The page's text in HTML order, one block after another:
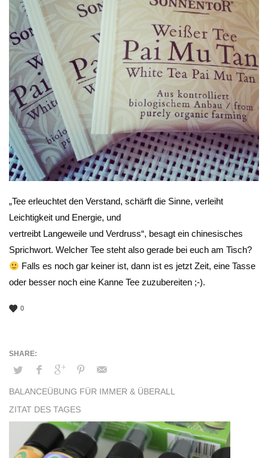
„Tee erleuchtet den Verstand, schärft die Sinne, verleiht
Leichtigkeit und Energie, und
vertreibt Langeweile und Verdruss“, besagt ein chinesisches
Sprichwort. Welcher Tee steht also gerade bei euch am Tisch?
Falls es noch gar keiner ist, dann ist es jetzt Zeit, eine Tasse
oder besser noch eine Kanne Tee zuzubereiten ;-).
0
BALANCEÜBUNG FÜR IMMER & ÜBERALL
ZITAT DES TAGES